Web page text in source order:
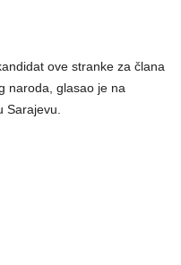
ove stranke za člana
naroda, glasao je na
Sarajevu.